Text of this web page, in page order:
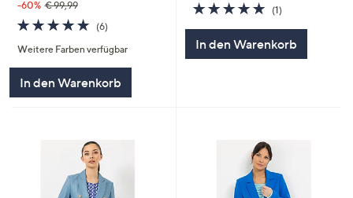
-60% € 99,99
5.0
von
5
(6)
Weitere Farben verfügbar
In den Warenkorb
5.0
von
5
(1)
In den Warenkorb